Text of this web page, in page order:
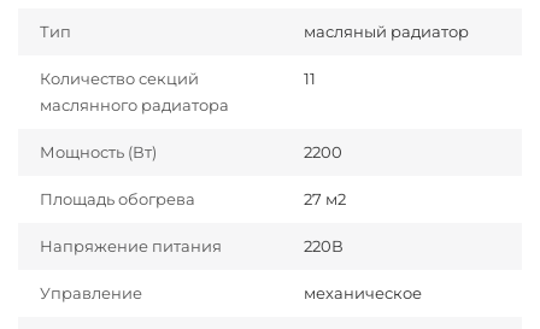
Тип масляный радиатор
Количество секций
маслянного радиатора
11
Мощность (Вт) 2200
Площадь обогрева 27 м2
Напряжение питания 220В
Управление механическое